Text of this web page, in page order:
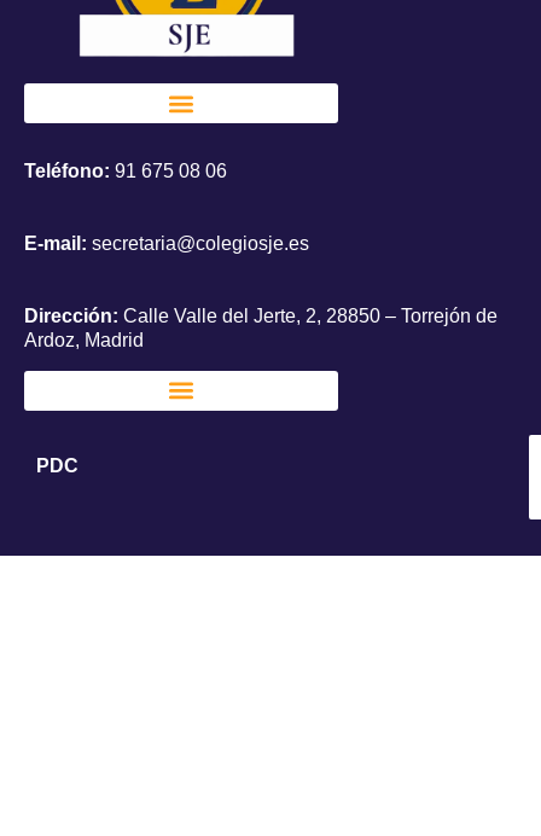
Teléfono: 91 675 08 06
E-mail: secretaria@colegiosje.es
Dirección: Calle Valle del Jerte, 2, 28850 – Torrejón de
Ardoz, Madrid
PDC